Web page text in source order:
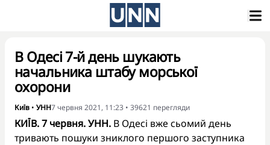
В Одесі 7-й день шукають
начальника штабу морської
охорони
Київ • УНН7 червня 2021, 11:23 • 39621 перегляди
КИЇВ. 7 червня. УНН. В Одесі вже сьомий день
тривають пошуки зниклого першого заступника